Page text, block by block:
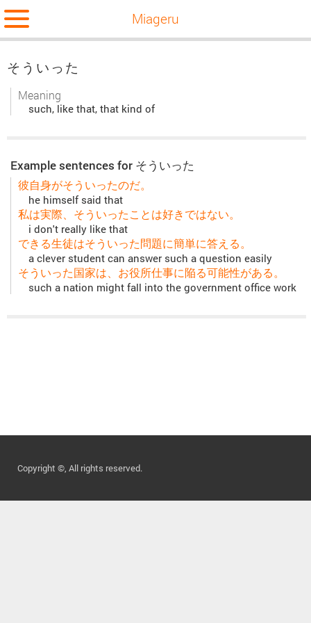
Miageru
そういった
Meaning
such, like that, that kind of
Example sentences for そういった
彼自身がそういったのだ。
he himself said that
私は実際、そういったことは好きではない。
i don't really like that
できる生徒はそういった問題に簡単に答える。
a clever student can answer such a question easily
そういった国家は、お役所仕事に陥る可能性がある。
such a nation might fall into the government office work
Copyright ©, All rights reserved.